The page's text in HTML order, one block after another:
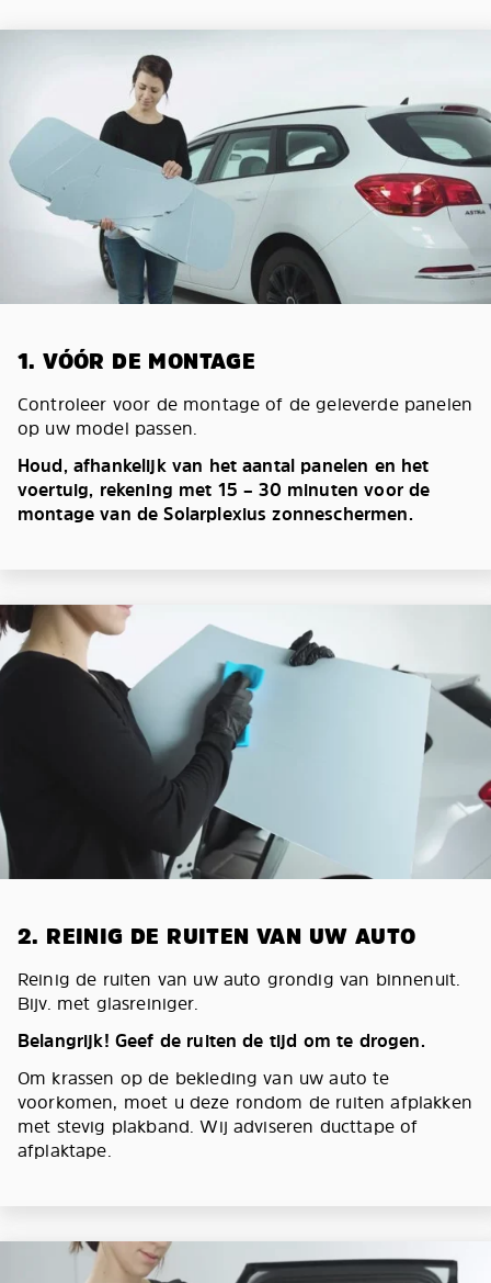
1. VÓÓR DE MONTAGE
Controleer voor de montage of de geleverde panelen
op uw model passen.
Houd, afhankelijk van het aantal panelen en het
voertuig, rekening met 15 – 30 minuten voor de
montage van de Solarplexius zonneschermen.
2. REINIG DE RUITEN VAN UW AUTO
Reinig de ruiten van uw auto grondig van binnenuit.
Bijv. met glasreiniger.
Belangrijk! Geef de ruiten de tijd om te drogen.
Om krassen op de bekleding van uw auto te
voorkomen, moet u deze rondom de ruiten afplakken
met stevig plakband. Wij adviseren ducttape of
afplaktape.